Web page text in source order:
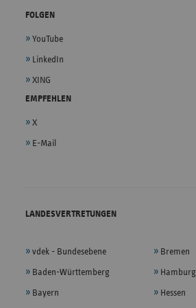
FOLGEN
YouTube
LinkedIn
XING
EMPFEHLEN
X
E-Mail
LANDESVERTRETUNGEN
vdek - Bundesebene
Baden-Württemberg
Bayern
Bremen
Hamburg
Hessen